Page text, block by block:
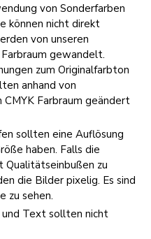
von Sonderfarben
können nicht direkt
von unseren
gewandelt.
zum Originalfarbton
anhand von
Farbraum geändert
sollten eine Auflösung
haben. Falls die
Qualitätseinbußen zu
die Bilder pixelig. Es sind
zu sehen.
und Text sollten nicht